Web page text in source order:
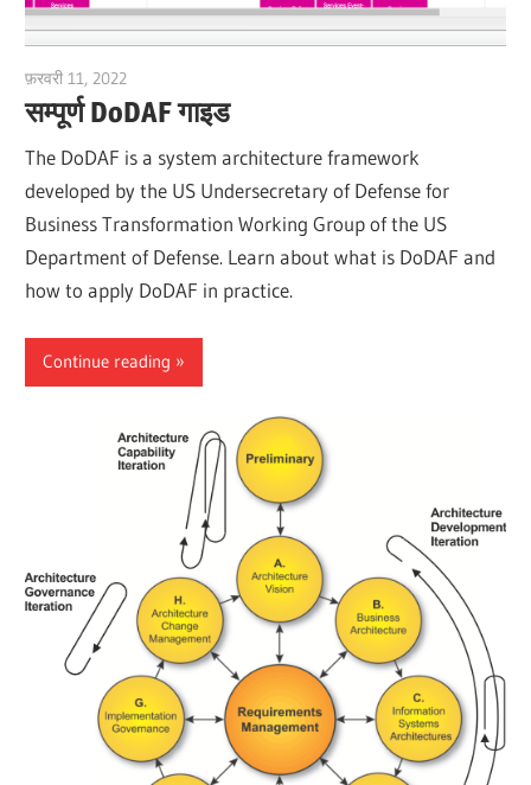
फ़रवरी 11, 2022
सम्पूर्ण DoDAF गाइड
The DoDAF is a system architecture framework
developed by the US Undersecretary of Defense for
Business Transformation Working Group of the US
Department of Defense. Learn about what is DoDAF and
how to apply DoDAF in practice.
Continue reading